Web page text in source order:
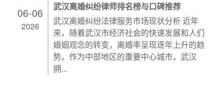
06-06
2026
武汉离婚纠纷律师排名榜与口碑推荐
武汉离婚纠纷法律服务市场现状分析 近年
来，随着武汉市经济社会的快速发展和人们
婚姻观念的转变，离婚率呈现逐年上升的趋
势。作为中部地区的重要中心城市，武汉
拥...